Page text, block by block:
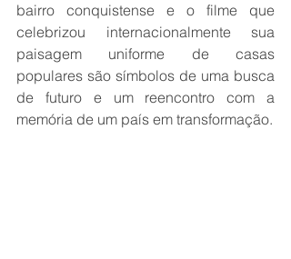
bairro conquistense e o filme que
celebrizou internacionalmente sua
paisagem uniforme de casas
populares são símbolos de uma busca
de futuro e um reencontro com a